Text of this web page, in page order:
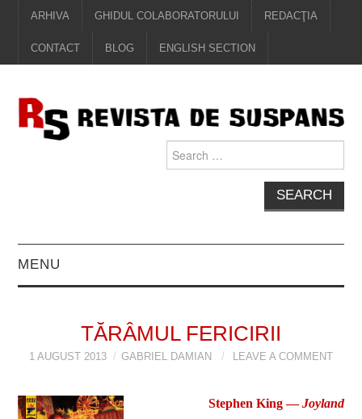
ARHIVA GHIDUL COLABORATORULUI REDACŢIA
CONTACT BLOG ENGLISH SECTION
for:
MENU
TĂRÂMUL FERICIRII
1 AUGUST 2013 GABRIEL DAMIAN LEAVE A COMMENT
Stephen King ―Joyland